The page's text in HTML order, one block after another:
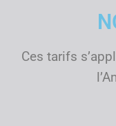
Ces tarifs